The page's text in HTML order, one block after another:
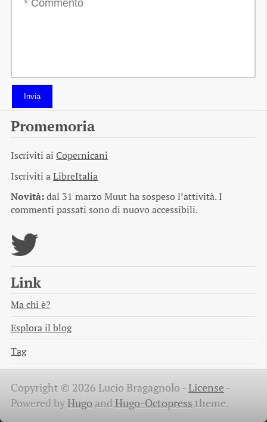
Invia
Promemoria
Iscriviti ai Copernicani
Iscriviti aLibreItalia
Novità:dal 31 marzo Muut ha sospeso l’attività. I
commenti passati sono di nuovo accessibili.
Link
Ma chi è?
Esplora il blog
Tag
Copyright © 2026 Lucio Bragagnolo -License -
Powered byHugo and Hugo-Octopress theme.